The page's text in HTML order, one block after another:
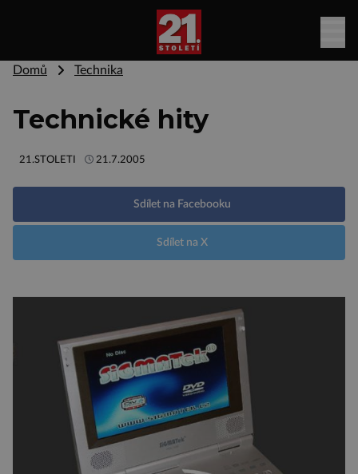
Domů Technika
Technické hity
21.STOLETI 21.7.2005
Sdílet na Facebooku
Sdílet na X